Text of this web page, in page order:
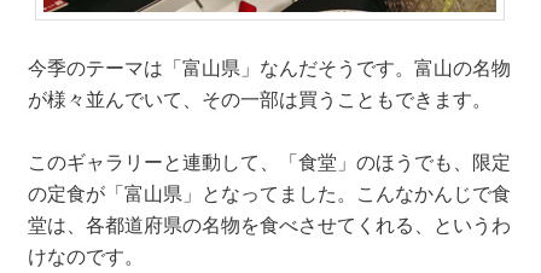
今季のテーマは「富山県」なんだそうです。富山の名物
が様々並んでいて、その一部は買うこともできます。
このギャラリーと連動して、「食堂」のほうでも、限定
の定食が「富山県」となってました。こんなかんじで食
堂は、各都道府県の名物を食べさせてくれる、というわ
けなのです。